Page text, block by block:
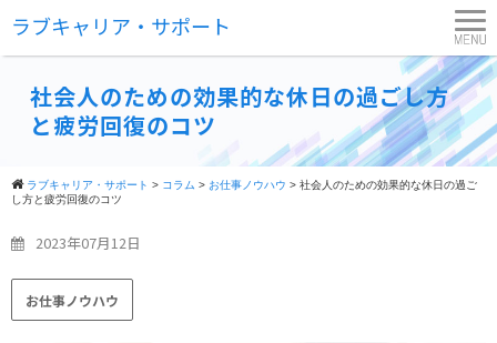
ラブキャリア・サポート
社会人のための効果的な休日の過ごし方
と疲労回復のコツ
ラブキャリア・サポート > コラム > お仕事ノウハウ > 社会人のための効果的な休日の過ご
し方と疲労回復のコツ
2023年07月12日
お仕事ノウハウ